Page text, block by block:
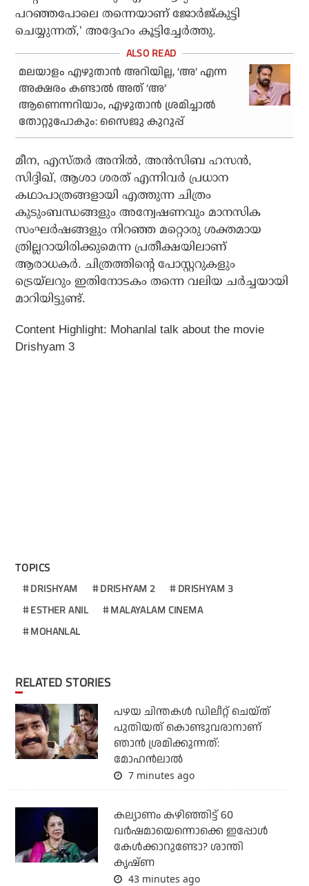
പറഞ്ഞപോലെ തന്നെയാണ് ജോർജ്‌കുട്ടി
ചെയ്യുന്നത്,’ അദ്ദേഹം കൂട്ടിച്ചേർത്തു.
മലയാളം എഴുതാൻ അറിയില്ല, ‘അ’ എന്ന
അക്ഷരം കണ്ടാൽ അത് ‘അ’
ആണെന്നറിയാം, എഴുതാൻ ശ്രമിച്ചാൽ
തോറ്റുപോകും: സൈജു കുറുപ്പ്
മീന, എസ്തർ അനിൽ, അൻസിബ ഹസൻ,
സിദ്ദിഖ്, ആശാ ശരത് എന്നിവർ പ്രധാന
കഥാപാത്രങ്ങളായി എത്തുന്ന ചിത്രം
കുടുംബന്ധങ്ങളും അന്വേഷണവും മാനസിക
സംഘർഷങ്ങളും നിറഞ്ഞ മറ്റൊരു ശക്തമായ
ത്രില്ലറായിരിക്കുമെന്ന പ്രതീക്ഷയിലാണ്
ആരാധകർ. ചിത്രത്തിന്റെ പോസ്റ്ററുകളും
ട്രെയ്ലറും ഇതിനോടകം തന്നെ വലിയ ചർച്ചയായി
മാറിയിട്ടുണ്ട്.
Content Highlight: Mohanlal talk about the movie
Drishyam 3
TOPICS
DRISHYAM DRISHYAM 2
DRISHYAM 3
ESTHER ANIL
MALAYALAM CINEMA
MOHANLAL
RELATED STORIES
പഴയ ചിന്തകള്‍ ഡിലീറ്റ് ചെയ്ത്
പുതിയത് കൊണ്ടുവരാനാണ്
ഞാന്‍ ശ്രമിക്കുന്നത്:
മോഹന്‍ലാല്‍
7 minutes ago
കല്യാണം കഴിഞ്ഞിട്ട് 60
വർഷമായെന്നൊക്കെ ഇപ്പോൾ
കേൾക്കാറുണ്ടോ? ശാന്തി
കൃഷ്ണ
43 minutes ago